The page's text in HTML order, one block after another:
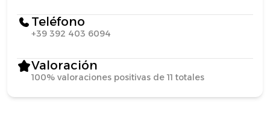
Teléfono
+39 392 403 6094
Valoración
100% valoraciones positivas de 11 totales